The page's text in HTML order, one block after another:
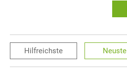
Hilfreichste Neuste